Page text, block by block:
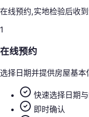
在线预约,实地检验后收到
1
在线预约
选择日期并提供房屋基本
快速选择日期
即时确认